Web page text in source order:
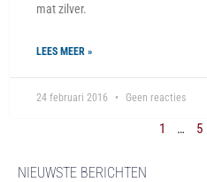
mat zilver.
LEES MEER »
24 februari 2016 Geen reacties
1 … 5
NIEUWSTE BERICHTEN